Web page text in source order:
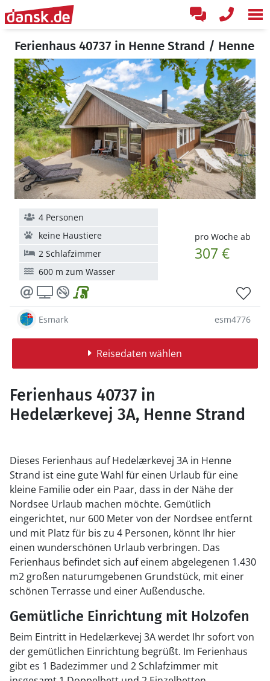
Ferienhaus 40737 in Henne Strand / Henne
pro Woche ab
307 €
4 Personen
keine Haustiere
2 Schlafzimmer
600 m zum Wasser
Esmark esm4776
Reisedaten wählen
Ferienhaus 40737 in
Hedelærkevej 3A, Henne Strand
Dieses Ferienhaus auf Hedelærkevej 3A in Henne
Strand ist eine gute Wahl für einen Urlaub für eine
kleine Familie oder ein Paar, dass in der Nähe der
Nordsee Urlaub machen möchte. Gemütlich
eingerichtet, nur 600 Meter von der Nordsee entfernt
und mit Platz für bis zu 4 Personen, könnt Ihr hier
einen wunderschönen Urlaub verbringen. Das
Ferienhaus befindet sich auf einem abgelegenen 1.430
m2 großen naturumgebenen Grundstück, mit einer
schönen Terrasse und einer Außendusche.
Gemütliche Einrichtung mit Holzofen
Beim Eintritt in Hedelærkevej 3A werdet Ihr sofort von
der gemütlichen Einrichtung begrüßt. Im Ferienhaus
gibt es 1 Badezimmer und 2 Schlafzimmer mit